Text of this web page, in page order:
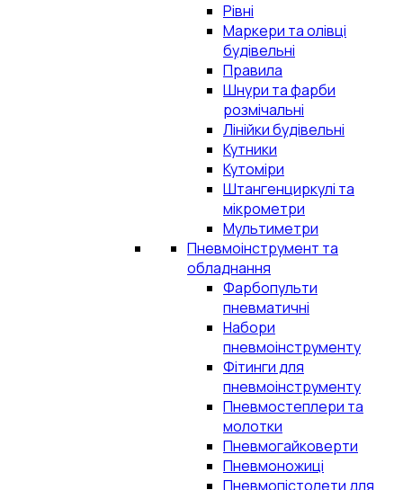
Рівні
Маркери та олівці
будівельні
Правила
Шнури та фарби
розмічальні
Лінійки будівельні
Кутники
Кутоміри
Штангенциркулі та
мікрометри
Мультиметри
Пневмоінструмент та
обладнання
Фарбопульти
пневматичні
Набори
пневмоінструменту
Фітинги для
пневмоінструменту
Пневмостеплери та
молотки
Пневмогайковерти
Пневмоножиці
Пневмопістолети для